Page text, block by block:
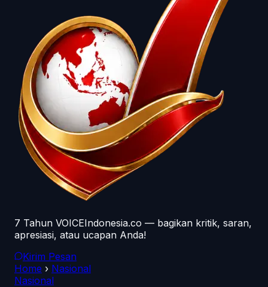
7 Tahun VOICEIndonesia.co — bagikan kritik, saran,
apresiasi, atau ucapan Anda!
Kirim Pesan
Home › Nasional
Nasional